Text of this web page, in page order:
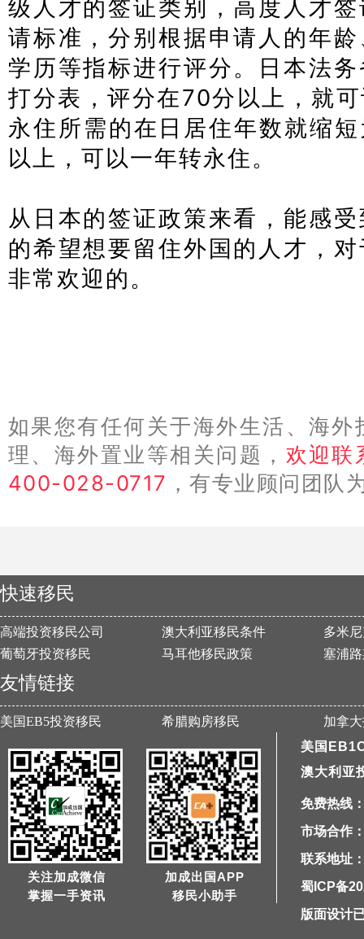
级人才的签证类别，高度人才
请标准，分别根据申请人的年
学历等指标进行评分。日本法
打分表，评分在70分以上，就
永住所需的在日居住年数就缩
以上，可以一年转永住。
从日本的签证政策来看，能感
的希望想要留住外国的人才，
非常欢迎的。
如果您有任何关于海外生活、海
理、海外置业等相关问题， 欢迎联
400-028-0717 ，有专业顾问团队
快速移民
高端投资移民公司 澳大利亚移民条件
多米
葡萄牙投资移民
马耳他移民政策 塞浦
友情链接
美国EB5投资移民 希腊购房移民 加拿
关注加成微信
掌握一手资讯
加成出国APP
移民小助手
美国
澳大利亚
免费热线
市场合作
联系地址
蜀ICP备
版面设计